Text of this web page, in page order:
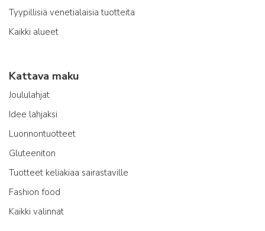
Tyypillisiä venetialaisia tuotteita
Kaikki alueet
Kattava maku
Joululahjat
Idee lahjaksi
Luonnontuotteet
Gluteeniton
Tuotteet keliakiaa sairastaville
Fashion food
Kaikki valinnat